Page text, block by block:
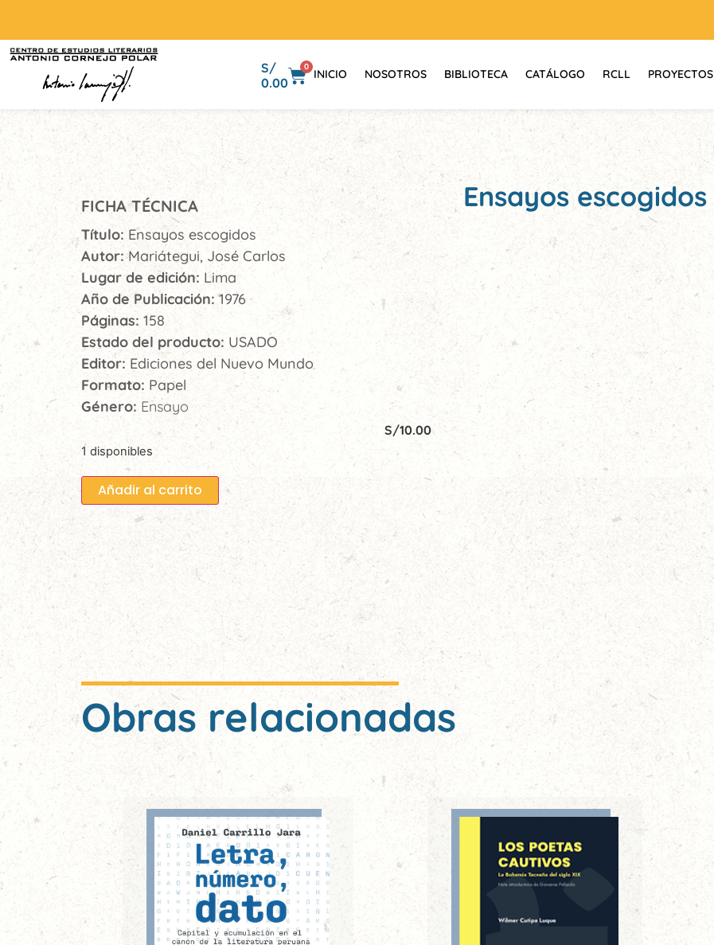
S/
0.00
0
INICIO NOSOTROS BIBLIOTECA CATÁLOGO RCLL PROYECTOS
FICHA TÉCNICA
Título: Ensayos escogidos
Autor:Mariátegui, José Carlos
Lugar de edición: Lima
Año de Publicación:1976
Páginas: 158
Estado del producto: USADO
Editor: Ediciones del Nuevo Mundo
Formato: Papel
Género: Ensayo
S/10.00
1 disponibles
Añadir al carrito
Ensayos escogidos
Obras relacionadas